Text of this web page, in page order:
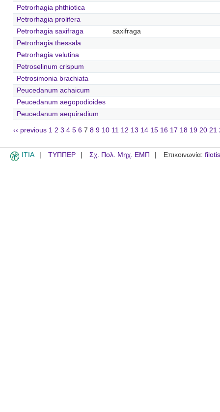
Petrorhagia phthiotica
Petrorhagia prolifera
Petrorhagia saxifraga
saxifraga
Petrorhagia thessala
Petrorhagia velutina
Petroselinum crispum
Petrosimonia brachiata
Peucedanum achaicum
Peucedanum aegopodioides
Peucedanum aequiradium
‹‹ previous 1 2 3 4 5 6 7 8 9 10 11 12 13 14 15 16 17 18 19 20 21
ITIA ΤΥΠΠΕΡ Σχ. Πολ. Μηχ. ΕΜΠ Επικοινωνία: